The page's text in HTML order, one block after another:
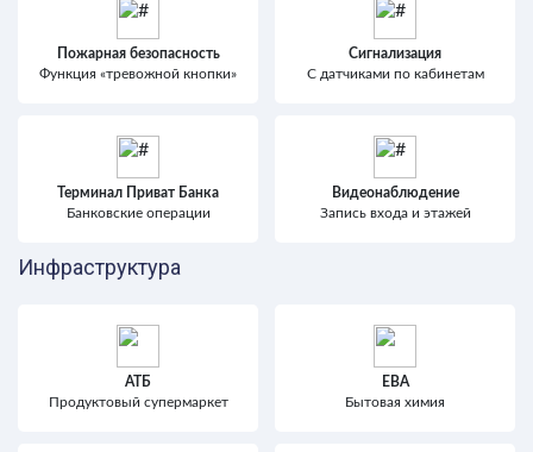
Пожарная безопасность
Функция «тревожной кнопки»
Сигнализация
С датчиками по кабинетам
Терминал Приват Банка
Банковские операции
Видеонаблюдение
Запись входа и этажей
Инфраструктура
АТБ
Продуктовый супермаркет
ЕВА
Бытовая химия